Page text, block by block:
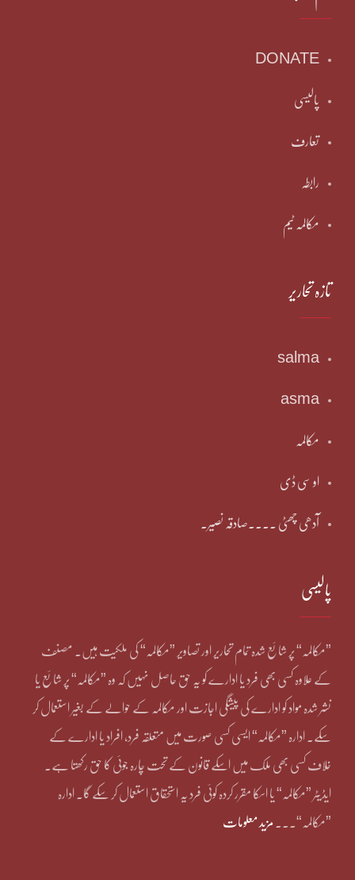
DONATE
پالیسی
تعارف
رابطہ
مکالمہ ٹیم
تازہ تحاریر
salma
asma
مکالمہ
او سی ڈی
آدھی چھٹی ۔۔۔۔صادقہ نصیر۔
پالیسی
”مکالمہ“ پر شائع شدہ تمام تحاریر اور تصاویر ”مکالمہ“ کی ملکیت ہیں۔ مصنف
کے علاوہ کسی بھی فرد یا ادارے کو یہ حق حاصل نہیں کہ وہ ”مکالمہ“ پر شائع یا
نشر شدہ مواد کو ادارے کی پیشگی اجازت اور مکالمہ کے حوالے کے بغیر استعمال کر
سکے۔ ادارہ ”مکالمہ“ ایسی کسی صورت میں متعلقہ فرد، افراد یا ادارے کے
خلاف کسی بھی ملک میں اسکے قانون کے تحت چارہ جوئی کا حق رکھتا ہے۔
ایڈیٹر ”مکالمہ“ یا اسکا مقرر کردہ کوئی فرد یہ استحقاق استعمال کر سکے گا۔ ادارہ
”مکالمہ“۔۔۔ مزید معلومات